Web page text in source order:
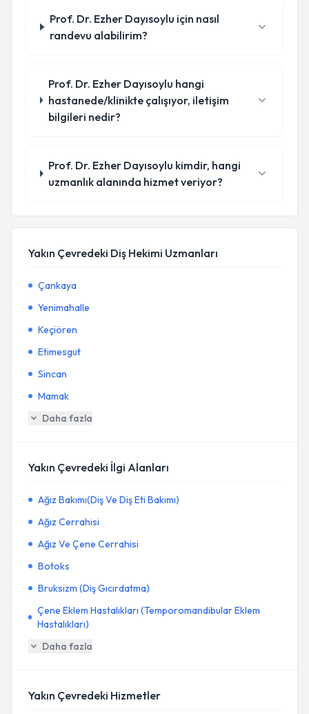
Prof. Dr. Ezher Dayısoylu için nasıl
randevu alabilirim?
Prof. Dr. Ezher Dayısoylu hangi
hastanede/klinikte çalışıyor, iletişim
bilgileri nedir?
Prof. Dr. Ezher Dayısoylu kimdir, hangi
uzmanlık alanında hizmet veriyor?
Yakın Çevredeki Diş Hekimi Uzmanları
Çankaya
Yenimahalle
Keçiören
Etimesgut
Sincan
Mamak
Daha fazla
Yakın Çevredeki İlgi Alanları
Ağız Bakımı(Diş Ve Diş Eti Bakımı)
Ağız Cerrahisi
Ağız Ve Çene Cerrahisi
Botoks
Bruksizm (Diş Gıcırdatma)
Çene Eklem Hastalıkları (Temporomandibular Eklem
Hastalıkları)
Daha fazla
Yakın Çevredeki Hizmetler